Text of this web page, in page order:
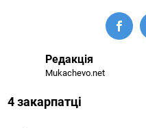
Редакція
Mukachevo.net
4 закарпатці